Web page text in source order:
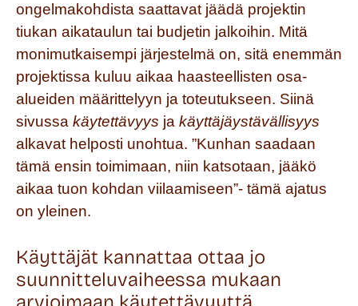
ongelmakohdista saattavat jäädä projektin
tiukan aikataulun tai budjetin jalkoihin. Mitä
monimutkaisempi järjestelmä on, sitä enemmän
projektissa kuluu aikaa haasteellisten osa-
alueiden määrittelyyn ja toteutukseen. Siinä
sivussa käytettävyys ja käyttäjäystävällisyys
alkavat helposti unohtua. ”Kunhan saadaan
tämä ensin toimimaan, niin katsotaan, jääkö
aikaa tuon kohdan viilaamiseen”- tämä ajatus
on yleinen.
Käyttäjät kannattaa ottaa jo
suunnitteluvaiheessa mukaan